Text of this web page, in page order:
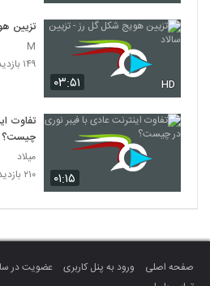
۰۳:۵۱ HD
تزیین
M
۱۴۹ بازدید
۰۱:۱۵
تفاوت
چیست؟
میلاد
۲۱۰ بازدید
صفحه اصلی ورود به پنل کاربری عضویت در